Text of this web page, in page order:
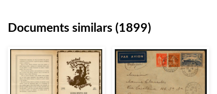
Documents similars (1899)